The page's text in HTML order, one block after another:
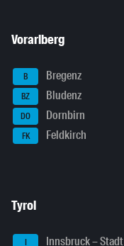
Vorarlberg
B Bregenz
BZ Bludenz
DO Dornbirn
FK Feldkirch
Tyrol
I Innsbruck – Stadt